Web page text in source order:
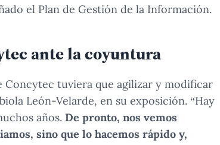
el Plan de Gestión de la Información.
ante la coyuntura
Concytec tuviera que agilizar y modificar
León-Velarde, en su exposición. “Hay
años. De pronto, nos vemos
sino que lo hacemos rápido y,